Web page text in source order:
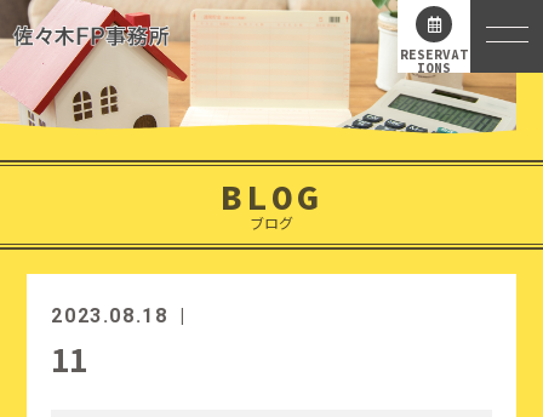
RESERVAT
IONS
BLOG
ブログ
2023.08.18
11